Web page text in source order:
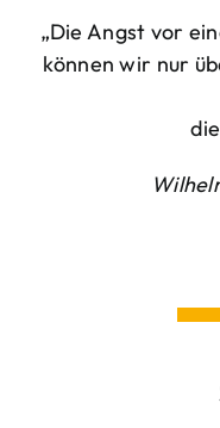
„Die Angst vor
können wir nur